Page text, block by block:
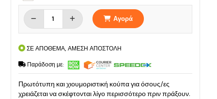
Αγορά
ΣΕ ΑΠΟΘΕΜΑ, ΑΜΕΣΗ ΑΠΟΣΤΟΛΗ
Παράδοση με:
Πρωτότυπη και χιουμοριστική κούπα για όσους/ες
χρειάζεται να σκέφτονται λίγο περισσότερο πριν πράξουν.